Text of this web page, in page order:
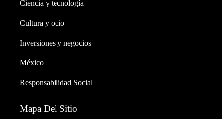
Ciencia y tecnología
Cultura y ocio
Inversiones y negocios
México
Responsabilidad Social
Mapa Del Sitio